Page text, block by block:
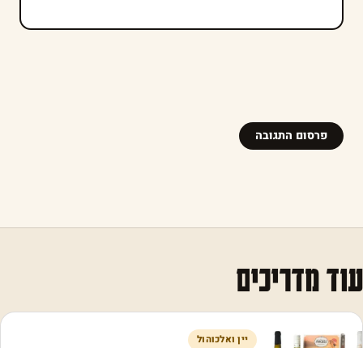
עוד מדריכים
יין ואלכוהול